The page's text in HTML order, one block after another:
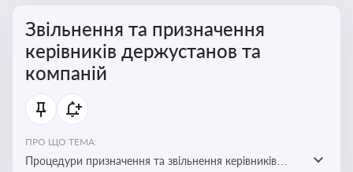
Звільнення та призначення
керівників держустанов та
компаній
ПРО ЩО ТЕМА:
Процедури призначення та звільнення керівників